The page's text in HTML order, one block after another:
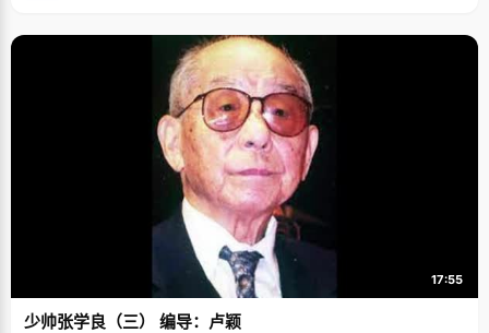
科技大学，过分清晰的目标和理想，在压力的作用下，使心态紧张和患得患
失，考试失利也就不可避免了。 庞博是个开朗的大男生，笑容灿烂，真诚，
他推了推鼻梁上的丝边眼镜，有些欣慰的说，"幸好，高考给了我一次改变错
力量让我去改变以后可以改变的"，这句话在无数次挫折和彷徨的时候，给庞
博以继续奋斗的动力。既然过去无法改变，那就索性选择忘记过去的不快，
用积极的态度来面对未来的学习和生活。 在高四复读的一年中，庞博变得淡
泊、诚恳起来。"高四那年我收获挺大的，"庞博说，"首先我知道了自己学习
中的缺点和不足，一点一点的来弥补。其次高考失利的心态因素，让我一直
没有定太明确的目标，只是都静下心来认真的查缺补漏，整个人变得平和了
很多"。因为这种谦虚和认真的态度，庞博的成绩在高四一年突飞猛进。庞博
的经历再次向我们证明了心态对于高考的重要性。 庞博说自己不是那种特聪
明的学生，也不是最最勤奋的那个，总结一下过去的学习经验，只有一个优
点，那就是清楚知道自己什么时候该做什么事情。 玩网游不是错误，错误的
是玩得失控。高四的上半年，仗着之前还算扎实的基础和多一年学习经历的
优势，也为了发泄学习压力，庞博开始迷上网游，在坚持玩了一个月网游之
后，成绩出现了大幅下滑。庞博一下惊醒过来，还不等爸爸批评，就自己主
17:55
少帅张学良（三） 编导：卢颖